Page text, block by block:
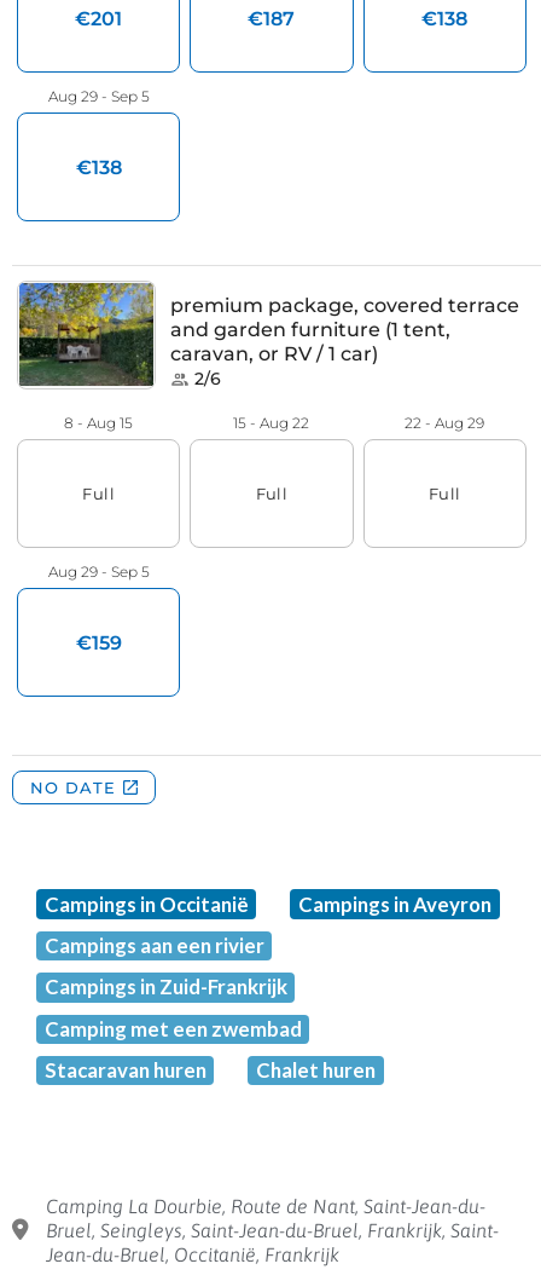
Campings in Occitanië
Campings in Aveyron
Campings aan een rivier
Campings in Zuid-Frankrijk
Camping met een zwembad
Stacaravan huren
Chalet huren
Camping La Dourbie, Route de Nant, Saint-Jean-du-
Bruel, Seingleys, Saint-Jean-du-Bruel, Frankrijk, Saint-
Jean-du-Bruel, Occitanië, Frankrijk